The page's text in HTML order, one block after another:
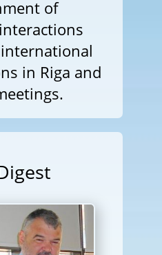
of
in Riga and